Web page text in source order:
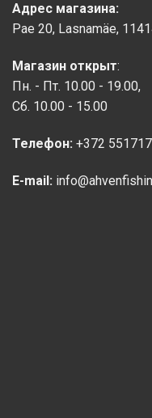
Адрес магазина:
Pae 20, Lasnamäe,
Магазин открыт:
Пн. - Пт. 10.00 - 19.00,
Сб. 10.00 - 15.00
Телефон: +372
E-mail: